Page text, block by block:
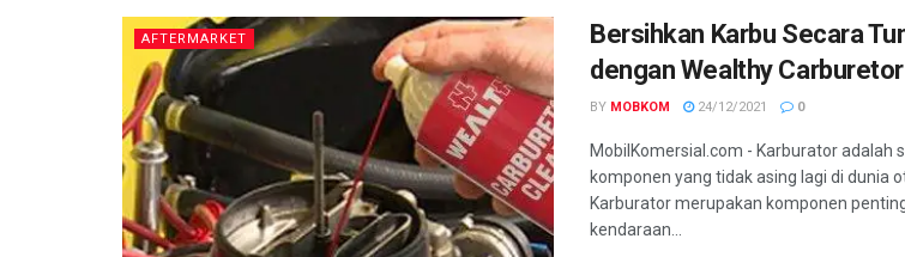
AFTERMARKET
Bersihkan Karbu Secara
dengan Wealthy
BY MOBKOM 24/12/2021 0
MobilKomersial.com - Karburator adalah
komponen yang tidak asing lagi di dunia
Karburator merupakan komponen
kendaraan...